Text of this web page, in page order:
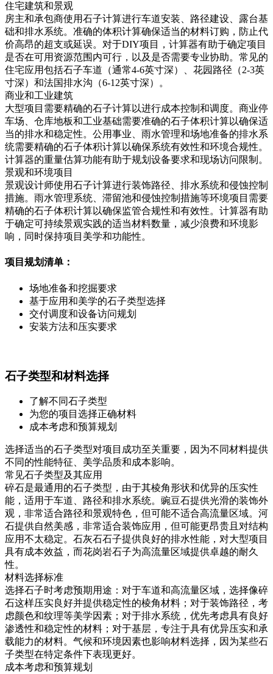
住宅建筑和景观
房主和承包商使用石子计算进行车道安装、路径建设、露台基
础和排水系统。准确的体积计算确保适当的材料订购，防止代
价高昂的超支或延误。对于DIY项目，计算器有助于确定项目
是否在可用资源范围内可行，以及是否需要专业协助。常见的
住宅应用包括石子车道（通常4-6英寸深）、花园路径（2-3英
寸深）和法国排水沟（6-12英寸深）。
商业和工业建筑
大型项目需要精确的石子计算以进行成本控制和调度。商业停
车场、仓库地板和工业基础需要准确的石子体积计算以确保适
当的排水和稳定性。公用事业、雨水管理和场地准备的排水系
统需要精确的石子体积计算以确保系统有效性和环境合规性。
计算器的重量估算功能有助于规划设备要求和现场访问限制。
景观和环境项目
景观设计师使用石子计算进行装饰路径、排水系统和侵蚀控制
措施。雨水管理系统、滞留池和侵蚀控制措施等环境项目需要
精确的石子体积计算以确保监管合规性和有效性。计算器有助
于确定可持续景观实践的适当材料数量，减少浪费和环境影
响，同时保持项目美学和功能性。
项目规划清单：
场地准备和挖掘要求
基于应用和美学的石子类型选择
交付调度和设备访问规划
安装方法和压实要求
石子类型和材料选择
了解不同石子类型
为您的项目选择正确材料
成本考虑和预算规划
选择适当的石子类型对项目成功至关重要，因为不同材料提供
不同的性能特征、美学品质和成本影响。
常见石子类型及其应用
碎石是最通用的石子类型，由于其棱角形状和优异的压实性
能，适用于车道、路径和排水系统。豌豆石提供光滑的装饰外
观，非常适合路径和景观特色，但可能不适合高流量区域。河
石提供自然美感，非常适合装饰应用，但可能更昂贵且对结构
应用不太稳定。石灰石石子提供良好的排水性能，对大型项目
具有成本效益，而花岗岩石子为高流量区域提供卓越的耐久
性。
材料选择标准
选择石子时考虑预期用途：对于车道和高流量区域，选择像碎
石这样压实良好并提供稳定性的棱角材料；对于装饰路径，考
虑颜色和纹理等美学因素；对于排水系统，优先考虑具有良好
渗透性和稳定性的材料；对于基层，专注于具有优异压实和承
载能力的材料。气候和环境因素也影响材料选择，因为某些石
子类型在特定条件下表现更好。
成本考虑和预算规划